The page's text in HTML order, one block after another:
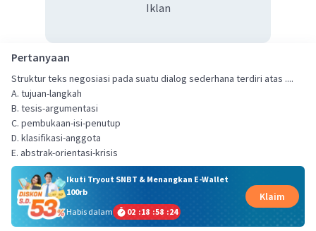
Iklan
Pertanyaan
Struktur teks negosiasi pada suatu dialog sederhana terdiri atas ....
A. tujuan-langkah
B. tesis-argumentasi
C. pembukaan-isi-penutup
D. klasifikasi-anggota
E. abstrak-orientasi-krisis
Ikuti Tryout SNBT & Menangkan E-Wallet
100rb
Habis dalam
02 :18 :58 :23
Klaim